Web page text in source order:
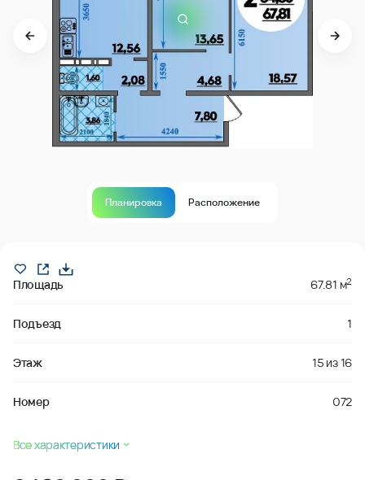
Планировка Расположение
Площадь 67.81 м2
Подъезд 1
Этаж 15 из16
Номер 072
Все характеристики